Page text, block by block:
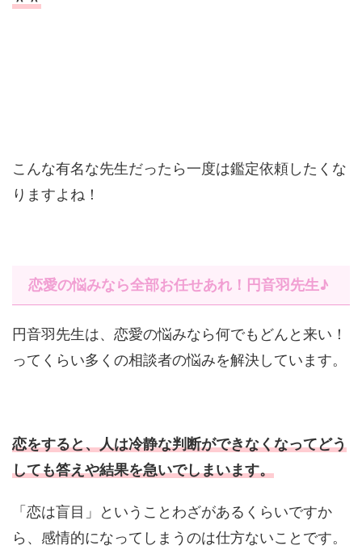
こんな有名な先生だったら一度は鑑定依頼したくな
りますよね！
恋愛の悩みなら全部お任せあれ！円音羽先生♪
円音羽先生は、恋愛の悩みなら何でもどんと来い！
ってくらい多くの相談者の悩みを解決しています。
恋をすると、人は冷静な判断ができなくなってどう
しても答えや結果を急いでしまいます。
「恋は盲目」ということわざがあるくらいですか
ら、感情的になってしまうのは仕方ないことです。